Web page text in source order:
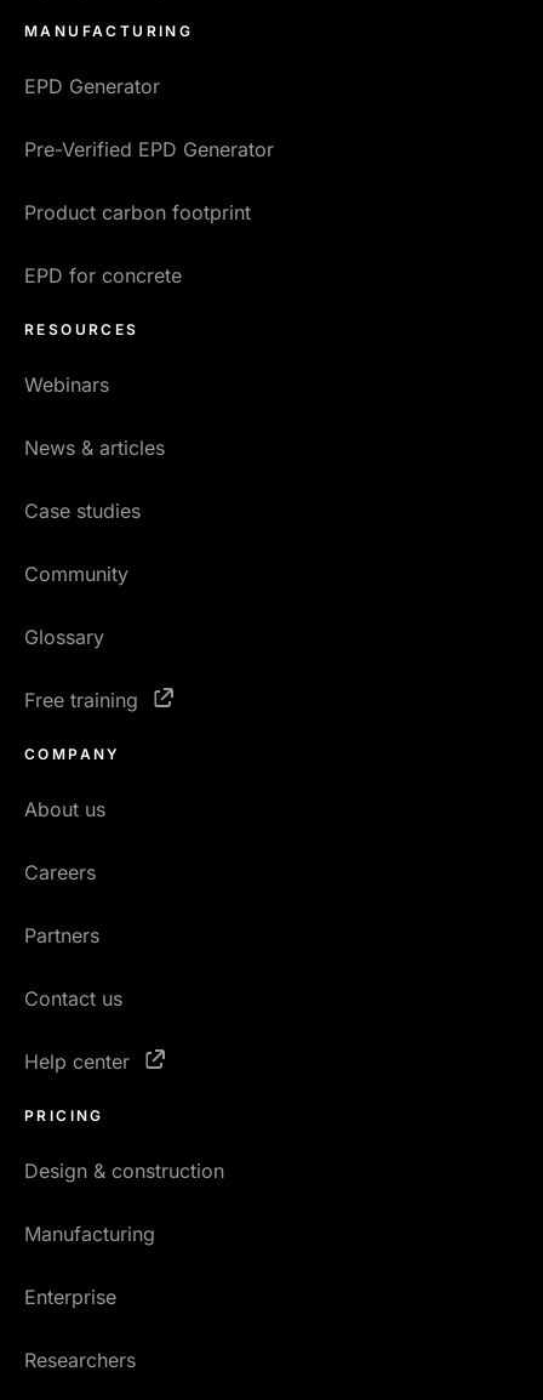
MANUFACTURING
EPD Generator
Pre-Verified EPD Generator
Product carbon footprint
EPD for concrete
RESOURCES
Webinars
News & articles
Case studies
Community
Glossary
Free training
COMPANY
About us
Careers
Partners
Contact us
Help center
PRICING
Design & construction
Manufacturing
Enterprise
Researchers